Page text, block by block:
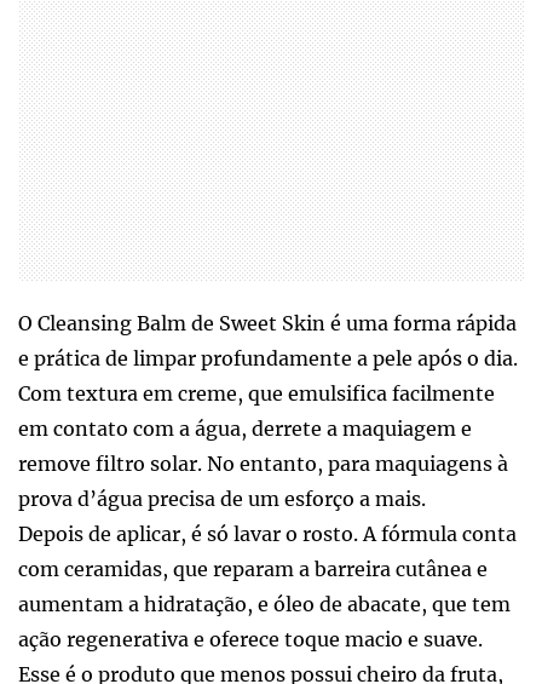
O Cleansing Balm de Sweet Skin é uma forma rápida
e prática de limpar profundamente a pele após o dia.
Com textura em creme, que emulsifica facilmente
em contato com a água, derrete a maquiagem e
remove filtro solar. No entanto, para maquiagens à
prova d’água precisa de um esforço a mais.
Depois de aplicar, é só lavar o rosto. A fórmula conta
com ceramidas, que reparam a barreira cutânea e
aumentam a hidratação, e óleo de abacate, que tem
ação regenerativa e oferece toque macio e suave.
Esse é o produto que menos possui cheiro da fruta,